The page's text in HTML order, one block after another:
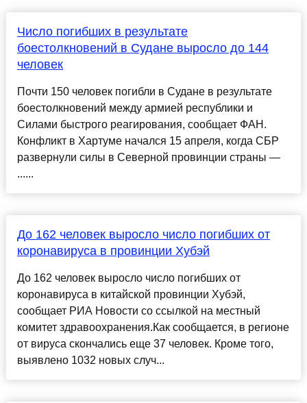
Число погибших в результате
боестолкновений в Судане выросло до 144
человек
Почти 150 человек погибли в Судане в результате
боестолкновений между армией республики и
Силами быстрого реагирования, сообщает ФАН.
Конфликт в Хартуме начался 15 апреля, когда СБР
развернули силы в Северной провинции страны —
......
До 162 человек выросло число погибших от
коронавируса в провинции Хубэй
До 162 человек выросло число погибших от
коронавируса в китайской провинции Хубэй,
сообщает РИА Новости со ссылкой на местный
комитет здравоохранения.Как сообщается, в регионе
от вируса скончались еще 37 человек. Кроме того,
выявлено 1032 новых случ...